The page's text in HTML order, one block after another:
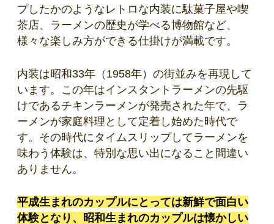
プしたかのようなレトロな内装に駄菓子屋や喫
茶店、ラーメンの歴史が学べる博物館など、
様々な楽しみ方ができる仕掛けが満載です。
内装は昭和33年（1958年）の街並みを再現して
います。この年はインスタントラーメンの先駆
けであるチキンラーメンが発売された年で、ラ
ーメンが家庭料理として定着し始めた時代で
す。その時代にタイムスリップしてラーメンを
味わう体験は、特別な思い出になること間違い
ありません。
平成生まれのカップルにとっては新鮮で面白い
体験となり、昭和生まれのカップルは懐かしい